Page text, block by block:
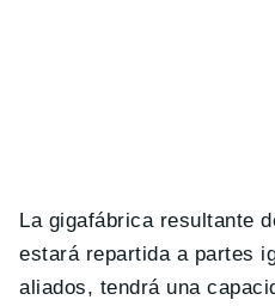
La gigafábrica resultante
estará repartida a partes
aliados, tendrá una